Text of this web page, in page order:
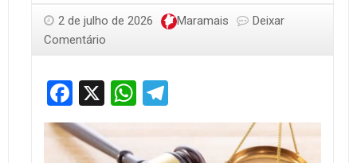
2 de julho de 2026 Maramais
Deixar
Comentário
Facebook
X WhatsApp